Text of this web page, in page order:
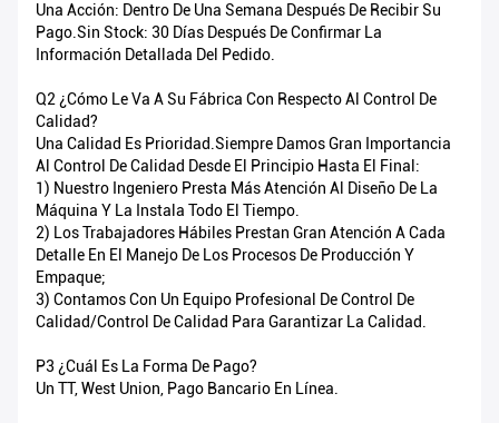
Una Acción: Dentro De Una Semana Después De Recibir Su
Pago.Sin Stock: 30 Días Después De Confirmar La
Información Detallada Del Pedido.
Q2 ¿Cómo Le Va A Su Fábrica Con Respecto Al Control De
Calidad?
Una Calidad Es Prioridad.Siempre Damos Gran Importancia
Al Control De Calidad Desde El Principio Hasta El Final:
1) Nuestro Ingeniero Presta Más Atención Al Diseño De La
Máquina Y La Instala Todo El Tiempo.
2) Los Trabajadores Hábiles Prestan Gran Atención A Cada
Detalle En El Manejo De Los Procesos De Producción Y
Empaque;
3) Contamos Con Un Equipo Profesional De Control De
Calidad/control De Calidad Para Garantizar La Calidad.
P3 ¿Cuál Es La Forma De Pago?
Un TT, West Union, Pago Bancario En Línea.